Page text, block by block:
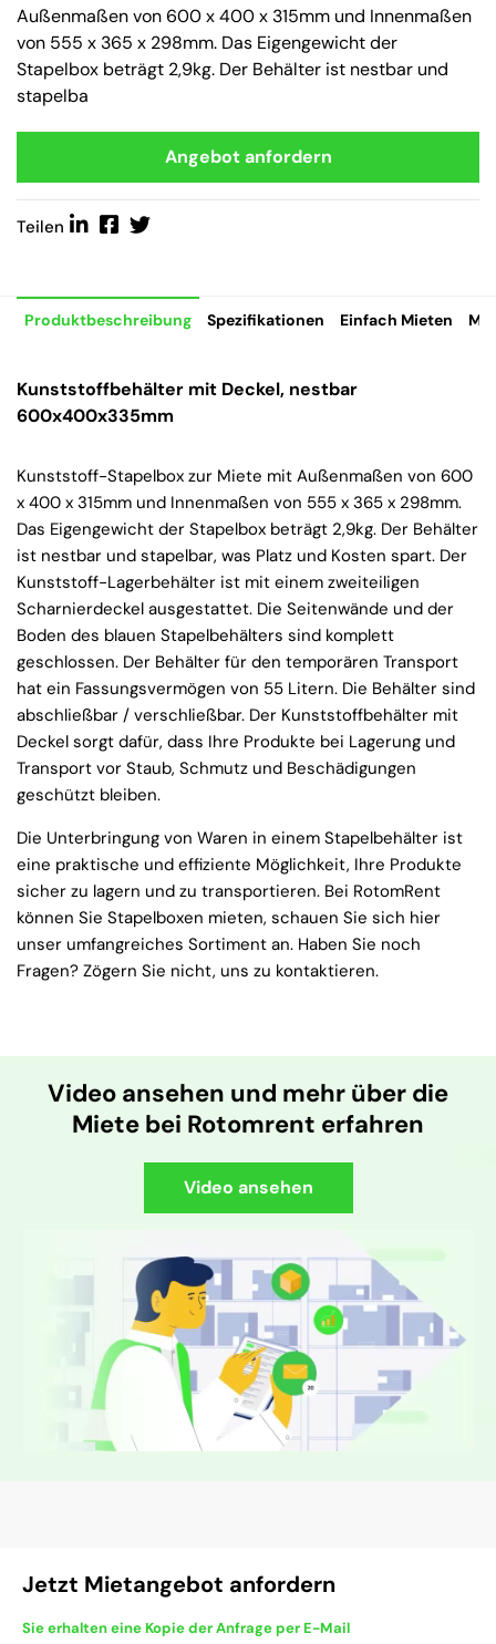
Außenmaßen von 600 x 400 x 315mm und Innenmaßen
von 555 x 365 x 298mm. Das Eigengewicht der
Stapelbox beträgt 2,9kg. Der Behälter ist nestbar und
stapelba
Angebot anfordern
Teilen
Produktbeschreibung Spezifikationen Einfach Mieten
Kunststoffbehälter mit Deckel, nestbar
600x400x335mm
Kunststoff-Stapelbox zur Miete mit Außenmaßen von 600
x 400 x 315mm und Innenmaßen von 555 x 365 x 298mm.
Das Eigengewicht der Stapelbox beträgt 2,9kg. Der Behälter
ist nestbar und stapelbar, was Platz und Kosten spart. Der
Kunststoff-Lagerbehälter ist mit einem zweiteiligen
Scharnierdeckel ausgestattet. Die Seitenwände und der
Boden des blauen Stapelbehälters sind komplett
geschlossen. Der Behälter für den temporären Transport
hat ein Fassungsvermögen von 55 Litern. Die Behälter sind
abschließbar / verschließbar. Der Kunststoffbehälter mit
Deckel sorgt dafür, dass Ihre Produkte bei Lagerung und
Transport vor Staub, Schmutz und Beschädigungen
geschützt bleiben.
Die Unterbringung von Waren in einem Stapelbehälter ist
eine praktische und effiziente Möglichkeit, Ihre Produkte
sicher zu lagern und zu transportieren. Bei RotomRent
können Sie Stapelboxen mieten, schauen Sie sich hier
unser umfangreiches Sortiment an. Haben Sie noch
Fragen? Zögern Sie nicht, uns zu kontaktieren.
Video ansehen und mehr über die
Miete bei Rotomrent erfahren
Video ansehen
Jetzt Mietangebot anfordern
Sie erhalten eine Kopie der Anfrage per E-Mail